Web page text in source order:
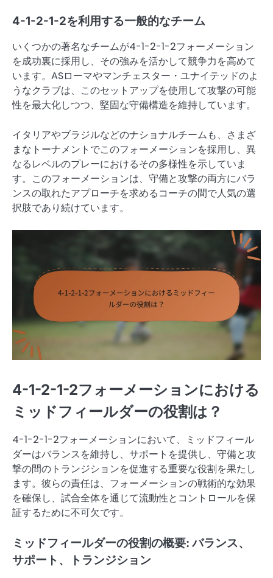
4-1-2-1-2を利用する一般的なチーム
いくつかの著名なチームが4-1-2-1-2フォーメーション
を成功裏に採用し、その強みを活かして競争力を高めて
います。ASローマやマンチェスター・ユナイテッドのよ
うなクラブは、このセットアップを使用して攻撃の可能
性を最大化しつつ、堅固な守備構造を維持しています。
イタリアやブラジルなどのナショナルチームも、さまざ
まなトーナメントでこのフォーメーションを採用し、異
なるレベルのプレーにおけるその多様性を示していま
す。このフォーメーションは、守備と攻撃の両方にバラ
ンスの取れたアプローチを求めるコーチの間で人気の選
択肢であり続けています。
4-1-2-1-2フォーメーションにおける
ミッドフィールダーの役割は？
4-1-2-1-2フォーメーションにおいて、ミッドフィール
ダーはバランスを維持し、サポートを提供し、守備と攻
撃の間のトランジションを促進する重要な役割を果たし
ます。彼らの責任は、フォーメーションの戦術的な効果
を確保し、試合全体を通じて流動性とコントロールを保
証するために不可欠です。
ミッドフィールダーの役割の概要: バランス、
サポート、トランジション